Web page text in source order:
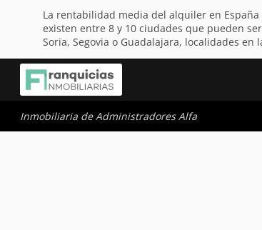
La rentabilidad media del alquiler en
existen entre 8 y 10 ciudades que pueden
Soria, Segovia o Guadalajara, localidades
Inmobiliaria de Administradores Alfa